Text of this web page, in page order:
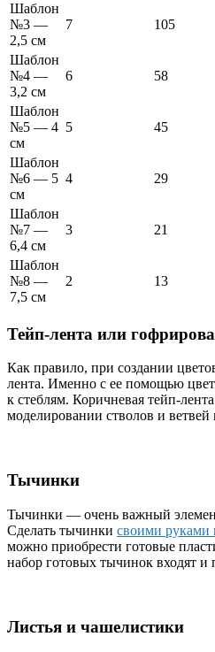
Шаблон
№3 —
2,5 см
7 105
Шаблон
№4 —
3,2 см
6 58
Шаблон
№5 — 4
см
5 45
Шаблон
№6 — 5
см
4 29
Шаблон
№7 —
6,4 см
3 21
Шаблон
№8 —
7,5 см
2 13
Тейп-лента или
Как правило, при создании
лента. Именно с ее помощью
к стеблям. Коричневая тейп-
моделировании стволов и ветвей
Тычинки
Тычинки — очень важный
Cделать тычинки своими руками
можно приобрести готовые
набор готовых тычинок входят и
Листья и чашелистики